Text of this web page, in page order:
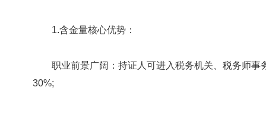
1.含金量核心优势：
职业前景广阔：持证人可进入税务机关、税务师事
30%;